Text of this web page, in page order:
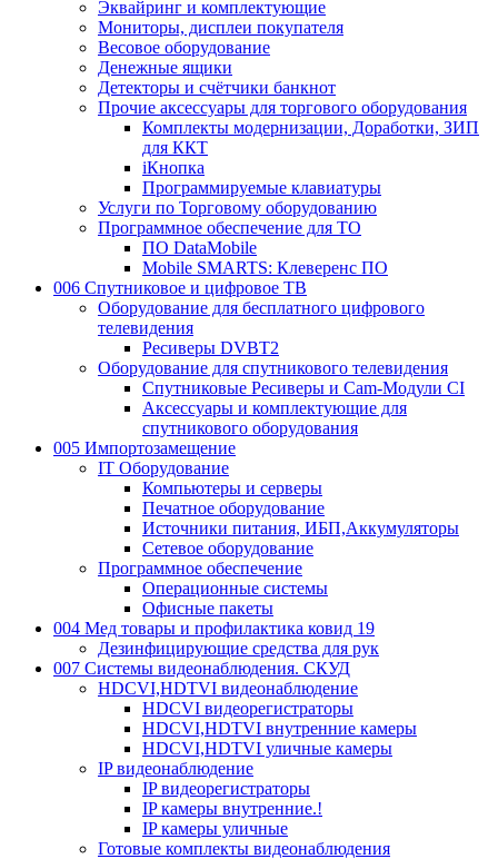
Эквайринг и комплектующие
Мониторы, дисплеи покупателя
Весовое оборудование
Денежные ящики
Детекторы и счётчики банкнот
Прочие аксессуары для торгового оборудования
Комплекты модернизации, Доработки, ЗИП
для ККТ
iКнопка
Программируемые клавиатуры
Услуги по Торговому оборудованию
Программное обеспечение для ТО
ПО DataMobile
Mobile SMARTS: Клеверенс ПО
006 Спутниковое и цифровое ТВ
Оборудование для бесплатного цифрового
телевидения
Ресиверы DVBT2
Оборудование для спутникового телевидения
Спутниковые Ресиверы и Cam-Модули CI
Аксессуары и комплектующие для
спутникового оборудования
005 Импортозамещение
IT Оборудование
Компьютеры и серверы
Печатное оборудование
Источники питания, ИБП,Аккумуляторы
Сетевое оборудование
Программное обеспечение
Операционные системы
Офисные пакеты
004 Мед товары и профилактика ковид 19
Дезинфицирующие средства для рук
007 Системы видеонаблюдения. СКУД
HDCVI,HDTVI видеонаблюдение
HDCVI видеорегистраторы
HDCVI,HDTVI внутренние камеры
HDCVI,HDTVI уличные камеры
IP видеонаблюдение
IP видеорегистраторы
IP камеры внутренние.!
IP камеры уличные
Готовые комплекты видеонаблюдения